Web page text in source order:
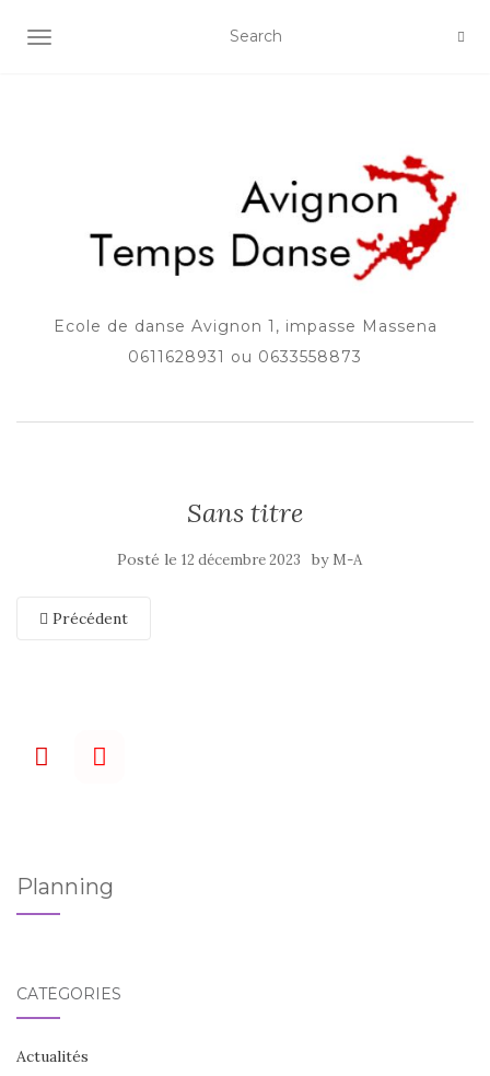
AFFICHER/MASQUER LA NAVIGATION
Ecole de danse Avignon 1, impasse Massena
0611628931 ou 0633558873
Sans titre
Posté le 12 décembre 2023 by M-A
Précédent
Planning
CATÉGORIES
Actualités